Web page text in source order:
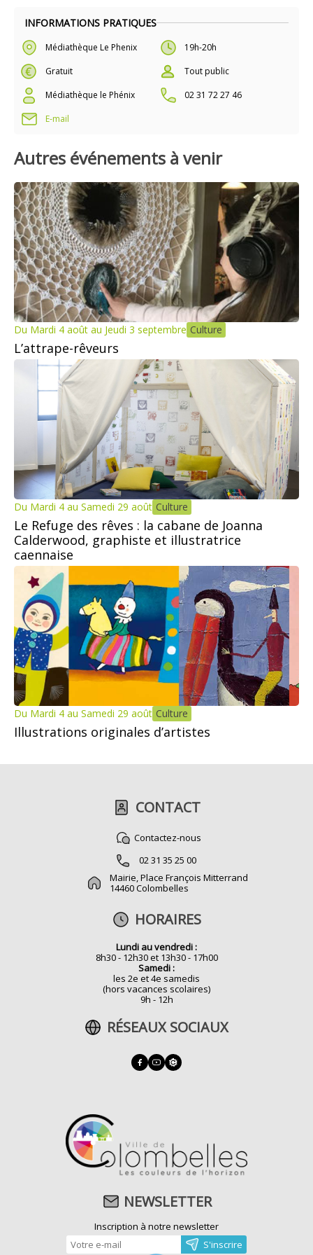
INFORMATIONS PRATIQUES
Médiathèque Le Phenix
19h-20h
Gratuit
Tout public
Médiathèque le Phénix
02 31 72 27 46
E-mail
Autres événements à venir
Du Mardi 4 août au Jeudi 3 septembre Culture
L’attrape-rêveurs
Du Mardi 4 au Samedi 29 août Culture
Le Refuge des rêves : la cabane de Joanna
Calderwood, graphiste et illustratrice
caennaise
Du Mardi 4 au Samedi 29 août Culture
Illustrations originales d’artistes
CONTACT
Contactez-nous
02 31 35 25 00
Mairie, Place François Mitterrand
14460 Colombelles
HORAIRES
Lundi au vendredi :
8h30 - 12h30 et 13h30 - 17h00
Samedi :
les 2e et 4e samedis
(hors vacances scolaires)
9h - 12h
RÉSEAUX SOCIAUX
NEWSLETTER
Inscription à notre newsletter